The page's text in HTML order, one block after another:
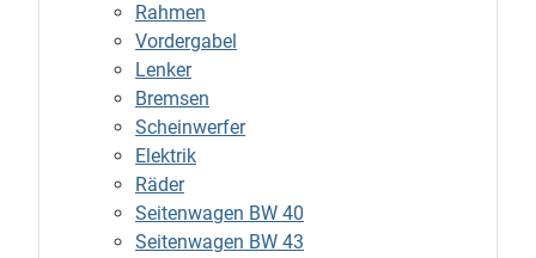
Rahmen
Vordergabel
Lenker
Bremsen
Scheinwerfer
Elektrik
Räder
Seitenwagen BW 40
Seitenwagen BW 43